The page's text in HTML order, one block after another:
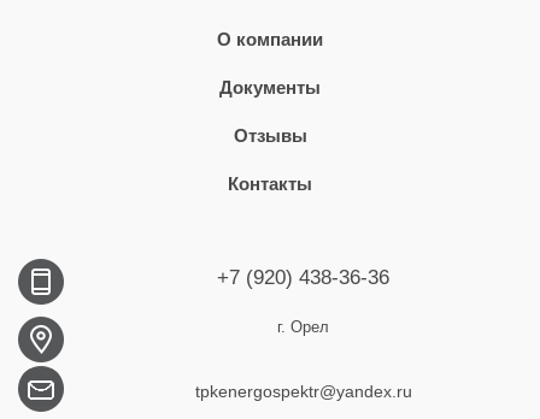
О компании
Документы
Отзывы
Контакты
+7 (920) 438-36-36
г. Орел
tpkenergospektr@yandex.ru